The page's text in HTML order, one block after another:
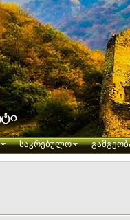
საკრებულო